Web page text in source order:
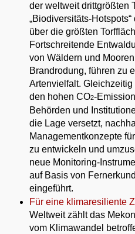
der weltweit drittgrößten
„Biodiversitäts-
über die größten
Fortschreitende
von Wäldern und
Brandrodung, führen zu
Artenvielfalt.
den hohen CO2-
Behörden und
die Lage versetzt,
Managementkonzepte
zu entwickeln und
neue Monitoring-
auf Basis von
eingeführt.
Für eine klimaresiliente
Weltweit zählt das
vom Klimawandel